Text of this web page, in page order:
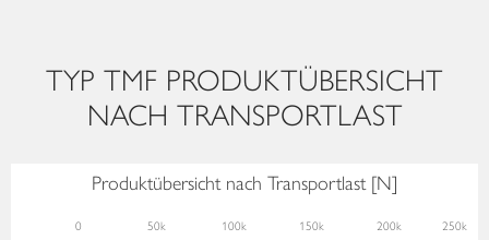
TYP TMF PRODUKTÜBERSICHT
NACH TRANSPORTLAST
Produktübersicht nach Transportlast [N]
0 50k 100k 150k 200k 250k